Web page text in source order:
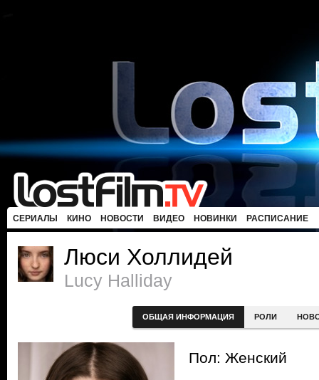
СЕРИАЛЫ КИНО НОВОСТИ ВИДЕО НОВИНКИ РАСПИСАНИЕ
Люси Холлидей
Lucy Halliday
ОБЩАЯ ИНФОРМАЦИЯ РОЛИ
Пол: Женский